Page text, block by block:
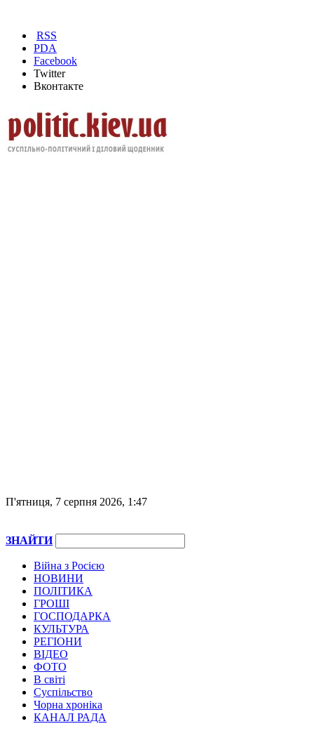
RSS
PDA
Facebook
Twitter
Вконтакте
П'ятниця, 7 серпня 2026, 1:47
ЗНАЙТИ
Війна з Росією
НОВИНИ
ПОЛІТИКА
ГРОШІ
ГОСПОДАРКА
КУЛЬТУРА
РЕГІОНИ
ВІДЕО
ФОТО
В світі
Суспільство
Чорна хроніка
КАНАЛ РАДА